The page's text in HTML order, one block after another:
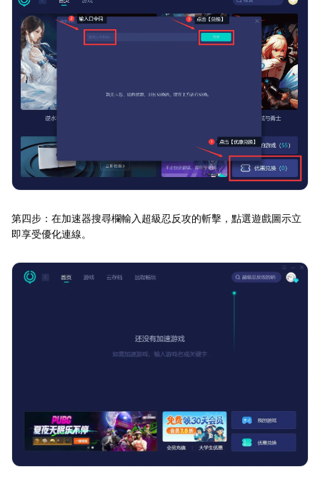
第四步：在加速器搜尋欄輸入超級忍反攻的斬擊，點選遊戲圖示立
即享受優化連線。